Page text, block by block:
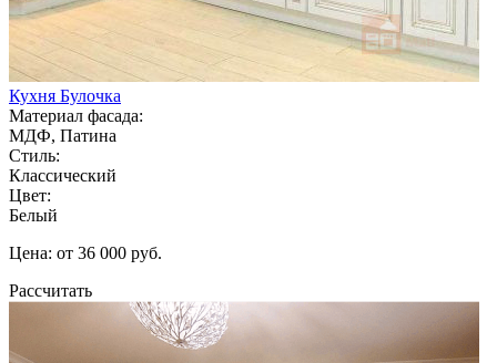
Кухня Булочка
Материал фасада:
МДФ, Патина
Стиль:
Классический
Цвет:
Белый
Цена: от 36 000 руб.
Рассчитать